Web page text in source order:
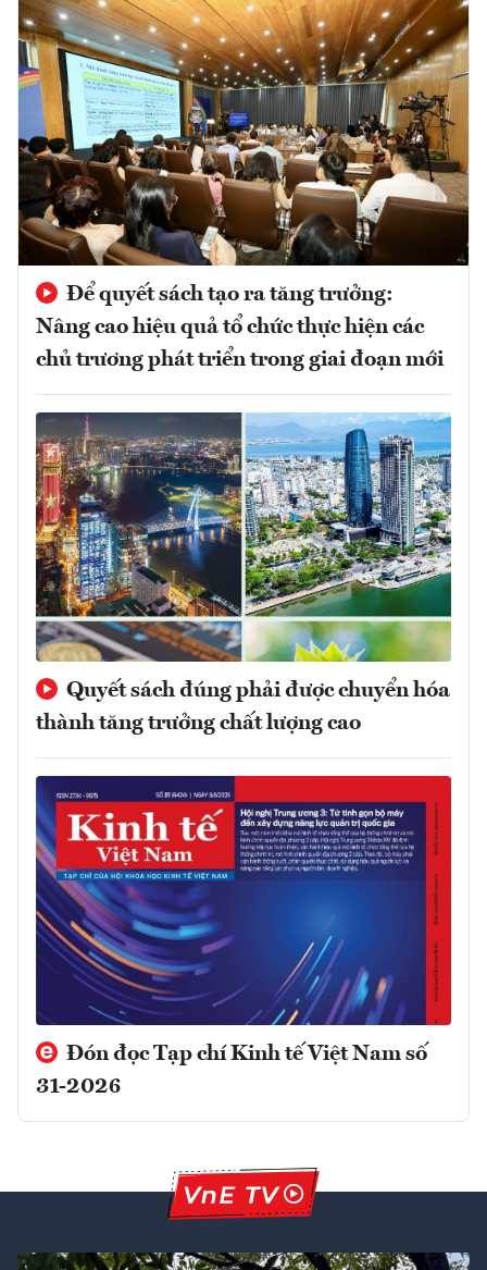
Để quyết sách tạo ra tăng trưởng:
Nâng cao hiệu quả tổ chức thực hiện các
chủ trương phát triển trong giai đoạn mới
Quyết sách đúng phải được chuyển hóa
thành tăng trưởng chất lượng cao
Đón đọc Tạp chí Kinh tế Việt Nam số
31-2026